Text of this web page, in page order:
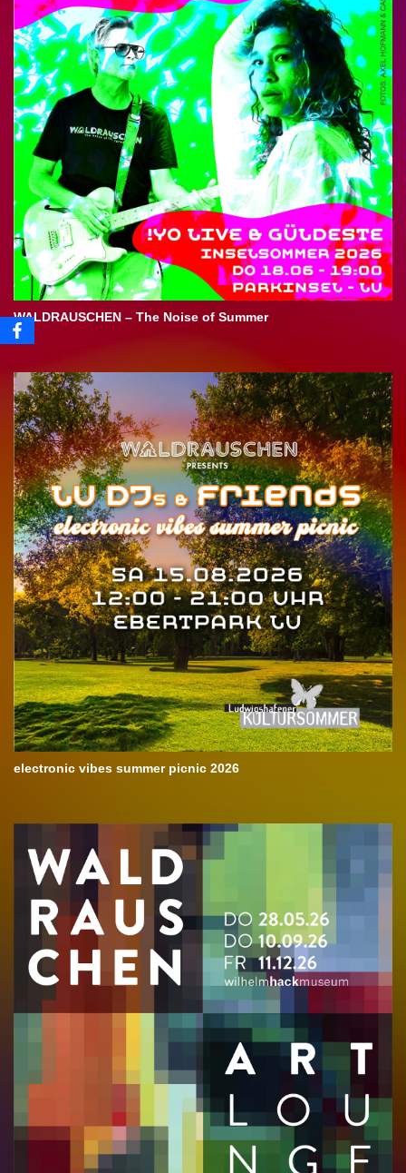
WALDRAUSCHEN – The Noise of Summer
electronic vibes summer picnic 2026